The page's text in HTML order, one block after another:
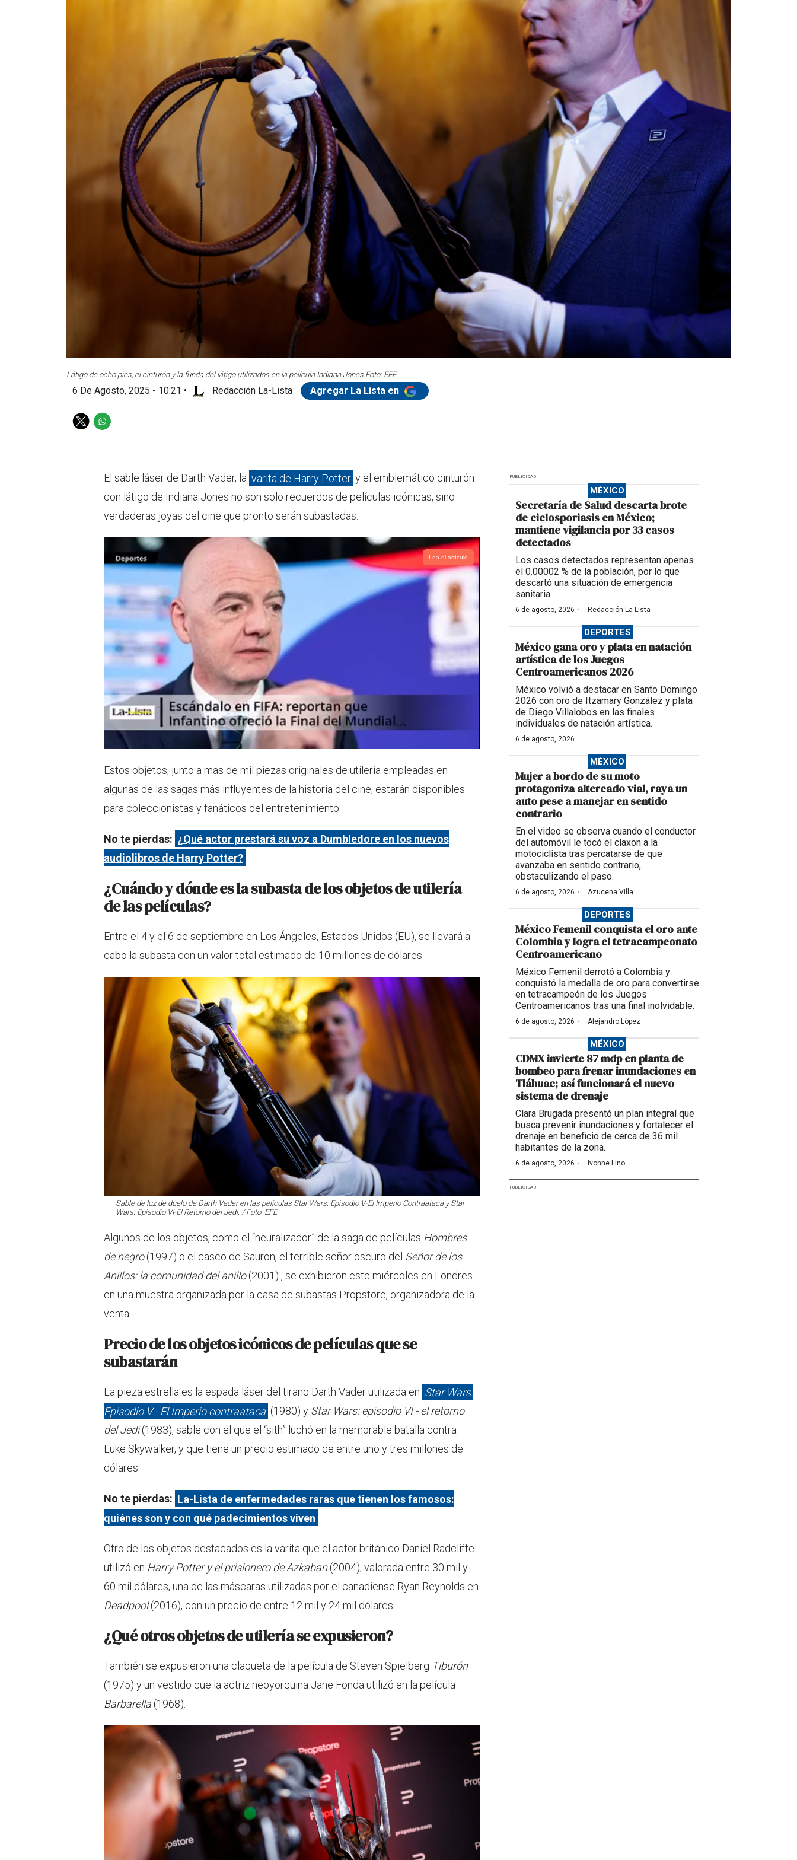
Látigo de ocho pies, el cinturón y la funda del látigo utilizados en la película Indiana Jones.Foto: EFE
6 De Agosto, 2025 - 10:21 • Redacción La-Lista Agregar La Lista en
T
W
s
p
p
El sable láser de Darth Vader, la varita de Harry Potter y el emblemático cinturón
con látigo de Indiana Jones no son solo recuerdos de películas icónicas, sino
verdaderas joyas del cine que pronto serán subastadas.
Lea el artículo
Estos objetos, junto a más de mil piezas originales de utilería empleadas en
algunas de las sagas más influyentes de la historia del cine, estarán disponibles
para coleccionistas y fanáticos del entretenimiento.
No te pierdas: ¿Qué actor prestará su voz a Dumbledore en los nuevos
audiolibros de Harry Potter?
¿Cuándo y dónde es la subasta de los objetos de utilería
de las películas?
Entre el 4 y el 6 de septiembre en Los Ángeles, Estados Unidos (EU), se llevará a
cabo la subasta con un valor total estimado de 10 millones de dólares.
Sable de luz de duelo de Darth Vader en las películas Star Wars: Episodio V-El Imperio Contraataca y Star
Wars: Episodio VI-El Retorno del Jedi. / Foto: EFE
Algunos de los objetos, como el “neuralizador” de la saga de películas Hombres
de negro(1997) o el casco de Sauron, el terrible señor oscuro del Señor de los
Anillos: la comunidad del anillo(2001) , se exhibieron este miércoles en Londres
en una muestra organizada por la casa de subastas Propstore, organizadora de la
venta.
Precio de los objetos icónicos de películas que se
subastarán
La pieza estrella es la espada láser del tirano Darth Vader utilizada en Star Wars:
Episodio V - El Imperio contraataca (1980) y Star Wars: episodio VI - el retorno
del Jedi(1983), sable con el que el “sith” luchó en la memorable batalla contra
Luke Skywalker, y que tiene un precio estimado de entre uno y tres millones de
dólares.
No te pierdas: La-Lista de enfermedades raras que tienen los famosos:
quiénes son y con qué padecimientos viven
Otro de los objetos destacados es la varita que el actor británico Daniel Radcliffe
utilizó en Harry Potter y el prisionero de Azkaban(2004), valorada entre 30 mil y
60 mil dólares, una de las máscaras utilizadas por el canadiense Ryan Reynolds en
Deadpool(2016), con un precio de entre 12 mil y 24 mil dólares.
¿Qué otros objetos de utilería se expusieron?
También se expusieron una claqueta de la película de Steven Spielberg Tiburón
(1975) y un vestido que la actriz neoyorquina Jane Fonda utilizó en la película
Barbarella (1968).
PUBLICIDAD
MÉXICO
Secretaría de Salud descarta brote
de ciclosporiasis en México;
mantiene vigilancia por 33 casos
detectados
Los casos detectados representan apenas
el 0.00002 % de la población, por lo que
descartó una situación de emergencia
sanitaria.
6 de agosto, 2026 · Redacción La-Lista
DEPORTES
México gana oro y plata en natación
artística de los Juegos
Centroamericanos 2026
México volvió a destacar en Santo Domingo
2026 con oro de Itzamary González y plata
de Diego Villalobos en las finales
individuales de natación artística.
6 de agosto, 2026
MÉXICO
Mujer a bordo de su moto
protagoniza altercado vial, raya un
auto pese a manejar en sentido
contrario
En el video se observa cuando el conductor
del automóvil le tocó el claxon a la
motociclista tras percatarse de que
avanzaba en sentido contrario,
obstaculizando el paso.
6 de agosto, 2026 · Azucena Villa
DEPORTES
México Femenil conquista el oro ante
Colombia y logra el tetracampeonato
Centroamericano
México Femenil derrotó a Colombia y
conquistó la medalla de oro para convertirse
en tetracampeón de los Juegos
Centroamericanos tras una final inolvidable.
6 de agosto, 2026 · Alejandro López
MÉXICO
CDMX invierte 87 mdp en planta de
bombeo para frenar inundaciones en
Tláhuac; así funcionará el nuevo
sistema de drenaje
Clara Brugada presentó un plan integral que
busca prevenir inundaciones y fortalecer el
drenaje en beneficio de cerca de 36 mil
habitantes de la zona.
6 de agosto, 2026 · Ivonne Lino
PUBLICIDAD